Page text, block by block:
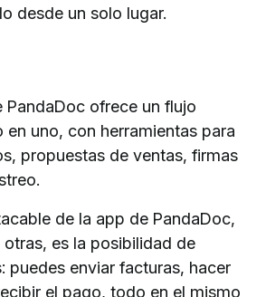
desde un solo lugar.
PandaDoc ofrece un flujo
uno, con herramientas para
propuestas de ventas, firmas
de la app de PandaDoc,
es la posibilidad de
puedes enviar facturas, hacer
el pago, todo en el mismo